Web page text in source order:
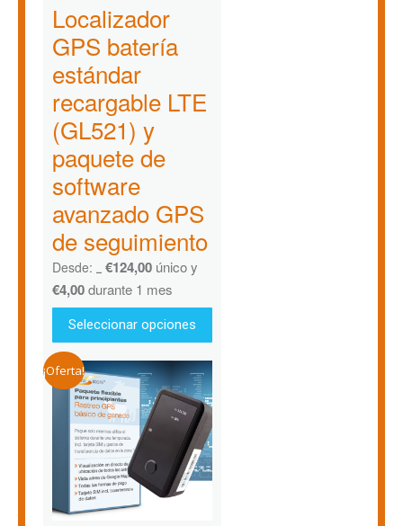
Localizador
GPS batería
estándar
recargable LTE
(GL521) y
paquete de
software
avanzado GPS
de seguimiento
Desde: €124,00 único y
€4,00durante 1 mes
Seleccionar opciones
¡Oferta!